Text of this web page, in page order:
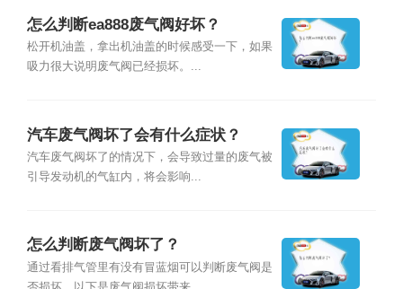
怎么判断ea888废气阀好坏？
松开机油盖，拿出机油盖的时候感受一下，如果
吸力很大说明废气阀已经损坏。...
汽车废气阀坏了会有什么症状？
汽车废气阀坏了的情况下，会导致过量的废气被
引导发动机的气缸内，将会影响...
怎么判断废气阀坏了？
通过看排气管里有没有冒蓝烟可以判断废气阀是